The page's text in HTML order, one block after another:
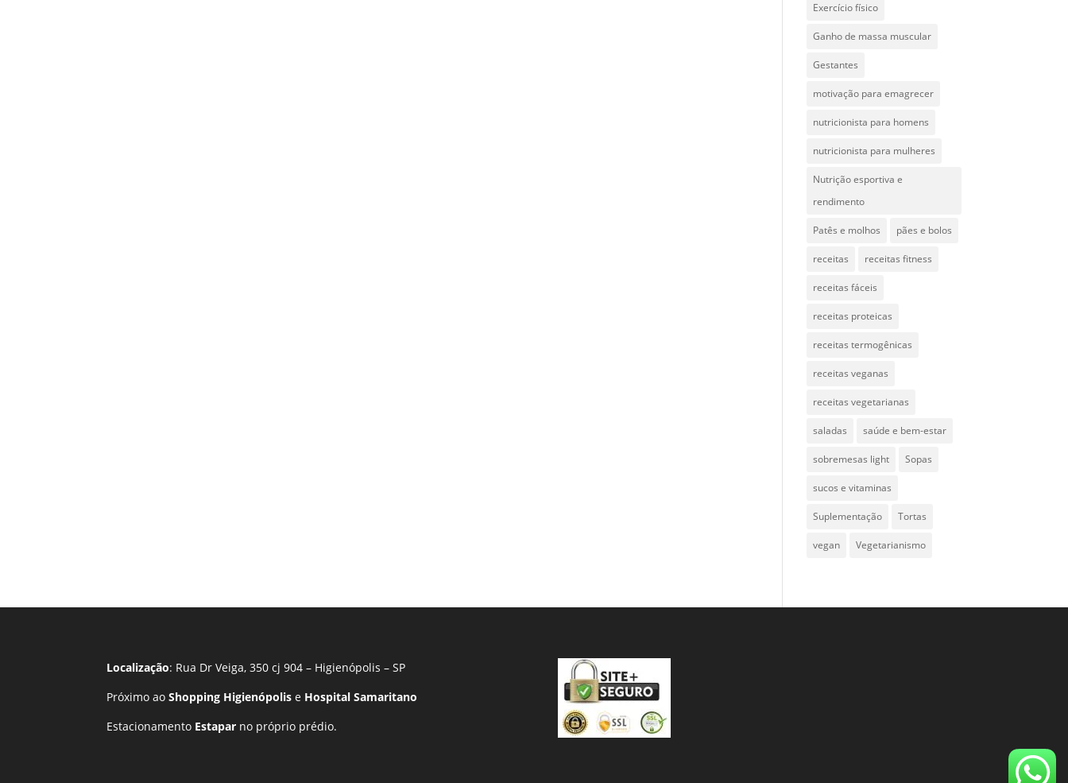
Exercício físico
Ganho de massa muscular
Gestantes
motivação para emagrecer
nutricionista para homens
nutricionista para mulheres
Nutrição esportiva e
rendimento
Patês e molhos pães e bolos
receitas receitas fitness
receitas fáceis
receitas proteicas
receitas termogênicas
receitas veganas
receitas vegetarianas
saladas saúde e bem-estar
sobremesas light Sopas
sucos e vitaminas
Suplementação Tortas
vegan Vegetarianismo
Localização: Rua Dr Veiga, 350 cj 904 – Higienópolis – SP
Próximo aoShopping Higienópolis e Hospital Samaritano
Estacionamento Estapar no próprio prédio.